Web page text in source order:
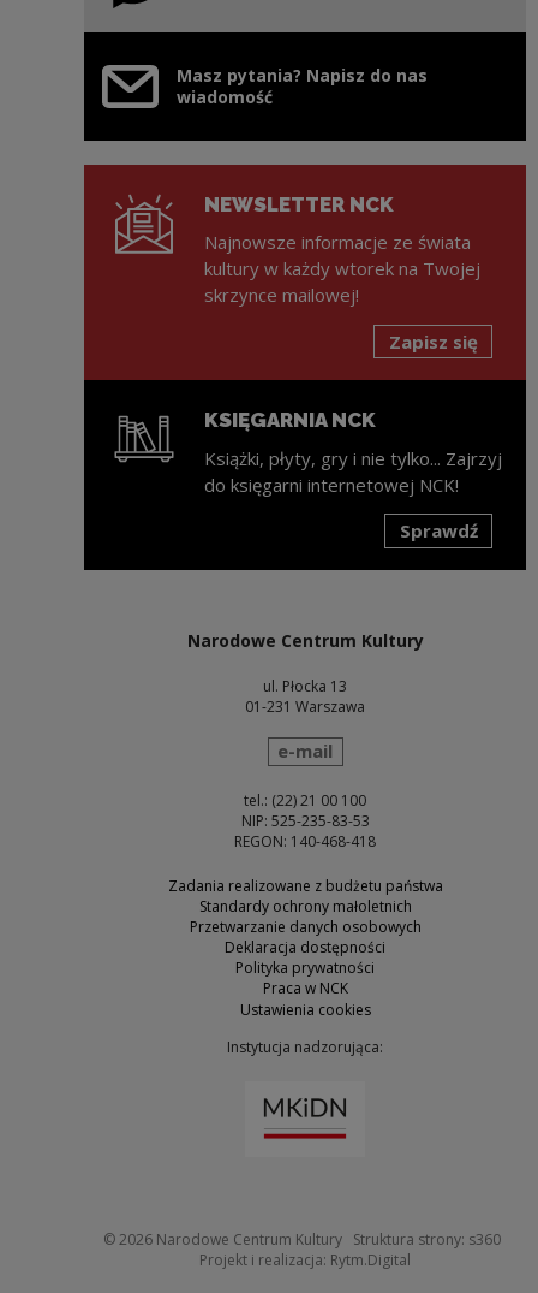
Masz pytania? Napisz do nas
wiadomość
NEWSLETTER NCK
Najnowsze informacje ze świata
kultury w każdy wtorek na Twojej
skrzynce mailowej!
Zapisz się
KSIĘGARNIA NCK
Książki, płyty, gry i nie tylko... Zajrzyj
do księgarni internetowej NCK!
Sprawdź
Narodowe Centrum Kultury
ul. Płocka 13
01-231 Warszawa
wyślij wiadomość
e-mail
tel.: (22) 21 00 100
NIP: 525-235-83-53
REGON: 140-468-418
Zadania realizowane z budżetu państwa
Standardy ochrony małoletnich
Przetwarzanie danych osobowych
Deklaracja dostępności
Polityka prywatności
Praca w NCK
Ustawienia cookies
Instytucja nadzorująca:
© 2026 Narodowe Centrum KulturyStruktura strony: s360
Projekt i realizacja: Rytm.Digital